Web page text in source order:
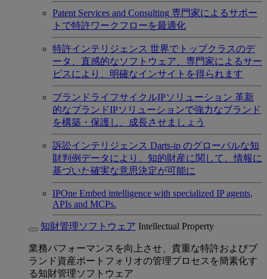
Patent Services and Consulting 専門家によるサポー
トで特許ワークフローを最適化
特許インテリジェンス 世界でトップクラスのデ
ータ、直感的なソフトウェア、専門家によるサー
ビスにより、明確なインサイトを得られます
ブランドライフサイクルIPソリューション 革新
的なブランドIPソリューションで強力なブランド
を構築・保護し、成長させましょう
訴訟インテリジェンス Darts-ip のグローバルな知
財判例データにより、知的財産に関して、情報に
基づいた確実な意思決定が可能に
IPOne Embed intelligence with specialized IP agents,
APIs and MCPs.
知財管理ソフトウェア Intellectual Property
業務パフォーマンスを向上させ、貴重な特許およびブ
ランド資産ポートフォリオの管理プロセスを簡素化す
る知財管理ソフトウェア